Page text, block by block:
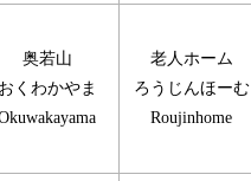
奥若山
おくわかやま
老人ホーム
ろうじんほーむ
Roujinhome